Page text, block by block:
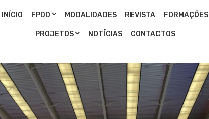
INÍCIO FPDD MODALIDADES REVISTA FORMAÇÕES
PROJETOS NOTÍCIAS CONTACTOS